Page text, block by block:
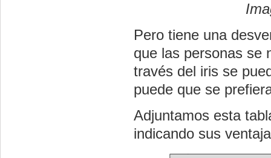
Pero tiene una
que las personas se
través del iris se
puede que se
Adjuntamos esta
indicando sus